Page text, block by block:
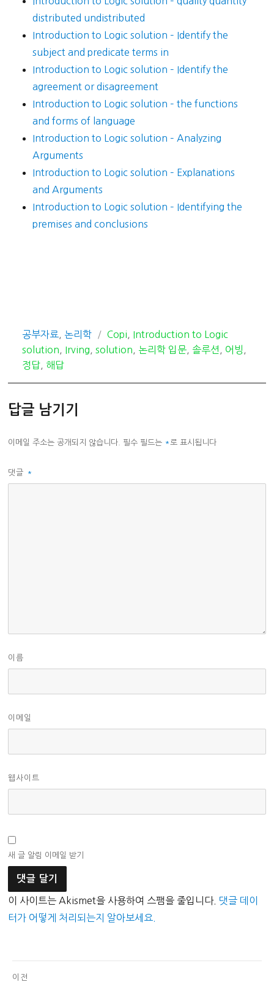
distributed undistributed
Introduction to Logic solution – Identify the
subject and predicate terms in
Introduction to Logic solution – Identify the
agreement or disagreement
Introduction to Logic solution – the functions
and forms of language
Introduction to Logic solution – Analyzing
Arguments
Introduction to Logic solution – Explanations
and Arguments
Introduction to Logic solution – Identifying the
premises and conclusions
카
테
고
공부자료 논리학
태
그
Copi
Introduction to Logic
solution
Irving ,solution 논리학 입문 솔루션 어빙
정답
해답
답글 남기기
이메일 주소는 공개되지 않습니다. 필수 필드는 * 로 표시됩니다
댓글 *
이름
이메일
웹사이트
새 글 알림 이메일 받기
이 사이트는 Akismet을 사용하여 스팸을 줄입니다. 댓글 데이
터가 어떻게 처리되는지 알아보세요.
글
이전